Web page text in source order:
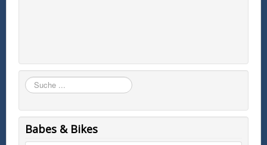
Suchen
Babes & Bikes